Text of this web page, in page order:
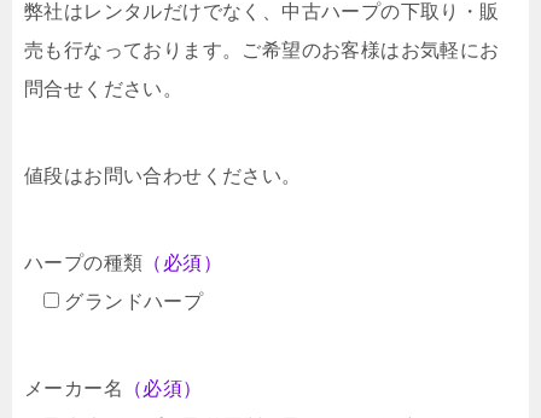
弊社はレンタルだけでなく、中古ハープの下取り・販
売も行なっております。ご希望のお客様はお気軽にお
問合せください。
値段はお問い合わせください。
ハープの種類 （必須）
グランドハープ
メーカー名
（必須）